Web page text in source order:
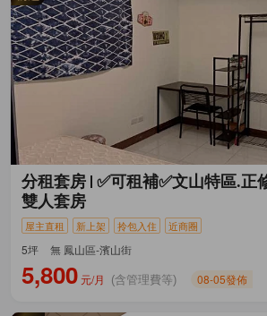
分租套房 ✅可租補✅文山特區.正
雙人套房
屋主直租 新上架 拎包入住 近商圈
5坪 無 鳳山區-濱山街
5,800 元/月 (含管理費等) 08-05發佈